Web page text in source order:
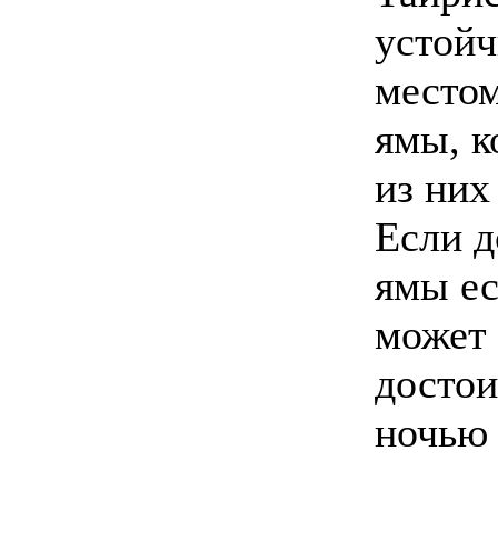
ямы,
из
Если
ямы
может